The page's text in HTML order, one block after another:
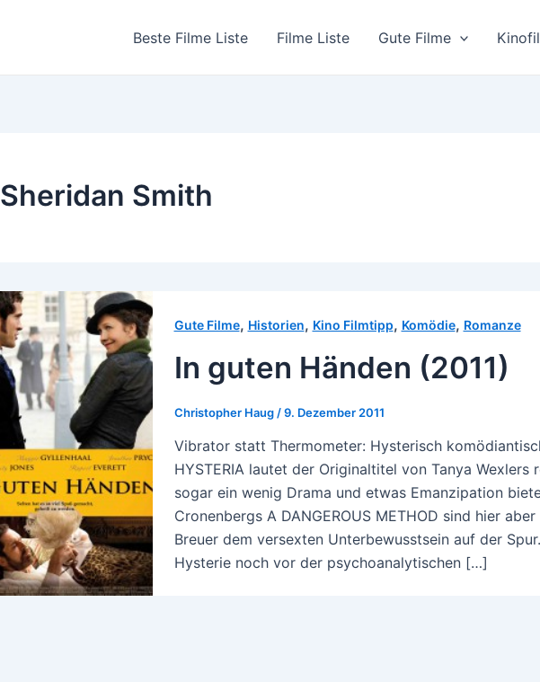
Beste Filme Liste Filme Liste Gute Filme
Sheridan Smith
Gute Filme, Historien, Kino Filmtipp, Komödie, Romanze
In guten Händen (2011)
Christopher Haug /9. Dezember 2011
Vibrator statt Thermometer: Hysterisch
HYSTERIA lautet der Originaltitel von Tanya Wexlers
sogar ein wenig Drama und etwas Emanzipation
Cronenbergs A DANGEROUS METHOD sind hier
Breuer dem versexten Unterbewusstsein auf der
Hysterie noch vor der psychoanalytischen […]